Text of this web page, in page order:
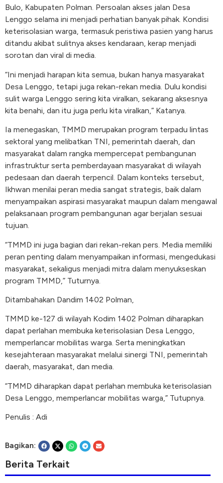
Berita Terkait
Bulo, Kabupaten Polman. Persoalan akses jalan Desa
Lenggo selama ini menjadi perhatian banyak pihak. Kondisi
keterisolasian warga, termasuk peristiwa pasien yang harus
ditandu akibat sulitnya akses kendaraan, kerap menjadi
sorotan dan viral di media.
“Ini menjadi harapan kita semua, bukan hanya masyarakat
Desa Lenggo, tetapi juga rekan-rekan media. Dulu kondisi
sulit warga Lenggo sering kita viralkan, sekarang aksesnya
kita benahi, dan itu juga perlu kita viralkan,” Katanya.
Ia menegaskan, TMMD merupakan program terpadu lintas
sektoral yang melibatkan TNI, pemerintah daerah, dan
masyarakat dalam rangka mempercepat pembangunan
infrastruktur serta pemberdayaan masyarakat di wilayah
pedesaan dan daerah terpencil. Dalam konteks tersebut,
Ikhwan menilai peran media sangat strategis, baik dalam
menyampaikan aspirasi masyarakat maupun dalam mengawal
pelaksanaan program pembangunan agar berjalan sesuai
tujuan.
“TMMD ini juga bagian dari rekan-rekan pers. Media memiliki
peran penting dalam menyampaikan informasi, mengedukasi
masyarakat, sekaligus menjadi mitra dalam menyukseskan
program TMMD,” Tuturnya.
Ditambahakan Dandim 1402 Polman,
TMMD ke-127 di wilayah Kodim 1402 Polman diharapkan
dapat perlahan membuka keterisolasian Desa Lenggo,
memperlancar mobilitas warga. Serta meningkatkan
kesejahteraan masyarakat melalui sinergi TNI, pemerintah
daerah, masyarakat, dan media.
“TMMD diharapkan dapat perlahan membuka keterisolasian
Desa Lenggo, memperlancar mobilitas warga,” Tutupnya.
Penulis : Adi
Bagikan: